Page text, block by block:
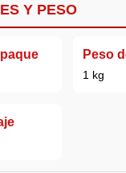
Y PESO
Peso
1 kg